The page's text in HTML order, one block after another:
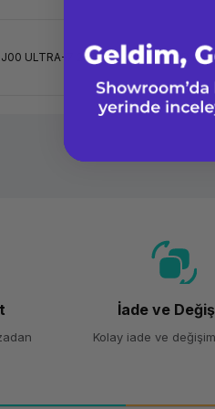
ULTRA-7 265 32G RAM 1T SSD
İade ve
Kolay iade ve